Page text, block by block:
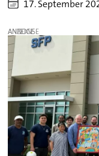
17. September
ANZEIGE